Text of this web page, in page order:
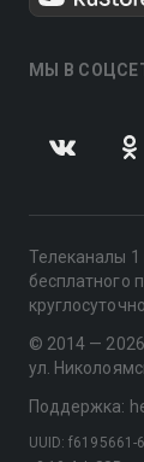
МЫ В
Телеканалы 1
бесплатного
© 2014 —
ул.
Поддержка:
UUID: